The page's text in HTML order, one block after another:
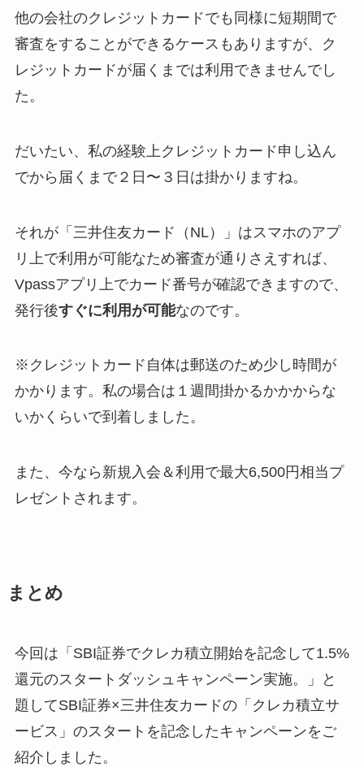
他の会社のクレジットカードでも同様に短期間で
審査をすることができるケースもありますが、ク
レジットカードが届くまでは利用できませんでし
た。
だいたい、私の経験上クレジットカード申し込ん
でから届くまで２日〜３日は掛かりますね。
それが「三井住友カード（NL）」はスマホのアプ
リ上で利用が可能なため審査が通りさえすれば、
Vpassアプリ上でカード番号が確認できますので、
発行後すぐに利用が可能なのです。
※クレジットカード自体は郵送のため少し時間が
かかります。私の場合は１週間掛かるかかからな
いかくらいで到着しました。
また、今なら新規入会＆利用で最大6,500円相当プ
レゼントされます。
まとめ
今回は「SBI証券でクレカ積立開始を記念して1.5%
還元のスタートダッシュキャンペーン実施。」と
題してSBI証券×三井住友カードの「クレカ積立サ
ービス」のスタートを記念したキャンペーンをご
紹介しました。